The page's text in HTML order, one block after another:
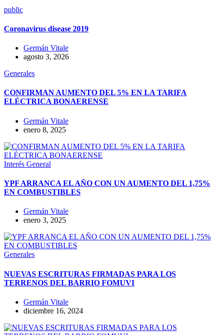
public
Coronavirus disease 2019
Germán Vitale
agosto 3, 2026
Generales
CONFIRMAN AUMENTO DEL 5% EN LA TARIFA
ELÉCTRICA BONAERENSE
Germán Vitale
enero 8, 2025
Interés General
YPF ARRANCA EL AÑO CON UN AUMENTO DEL 1,75%
EN COMBUSTIBLES
Germán Vitale
enero 3, 2025
Generales
NUEVAS ESCRITURAS FIRMADAS PARA LOS
TERRENOS DEL BARRIO FOMUVI
Germán Vitale
diciembre 16, 2024